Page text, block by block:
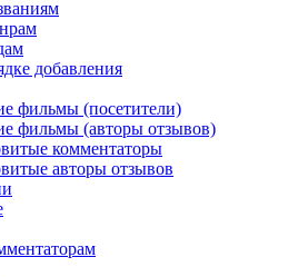
добавления
фильмы (посетители)
фильмы (авторы отзывов)
комментаторы
авторы отзывов